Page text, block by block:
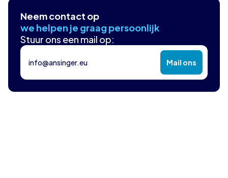
Neem contact op
we helpen je graag persoonlijk
Stuur ons een mail op:
info@ansinger.eu Mail ons